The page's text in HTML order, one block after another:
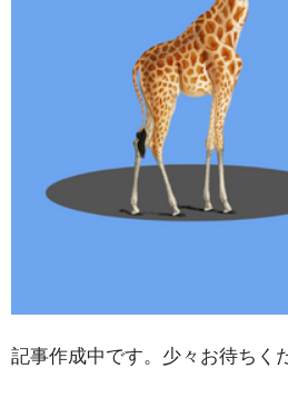
記事作成中です。少々お待ちく